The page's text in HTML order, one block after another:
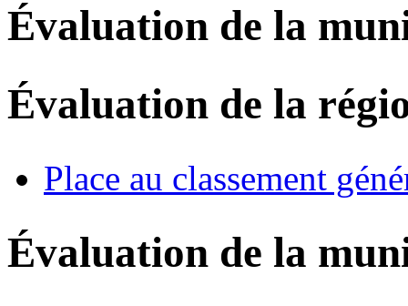
Évaluation de la
Évaluation de la
Place au classement
Évaluation de la